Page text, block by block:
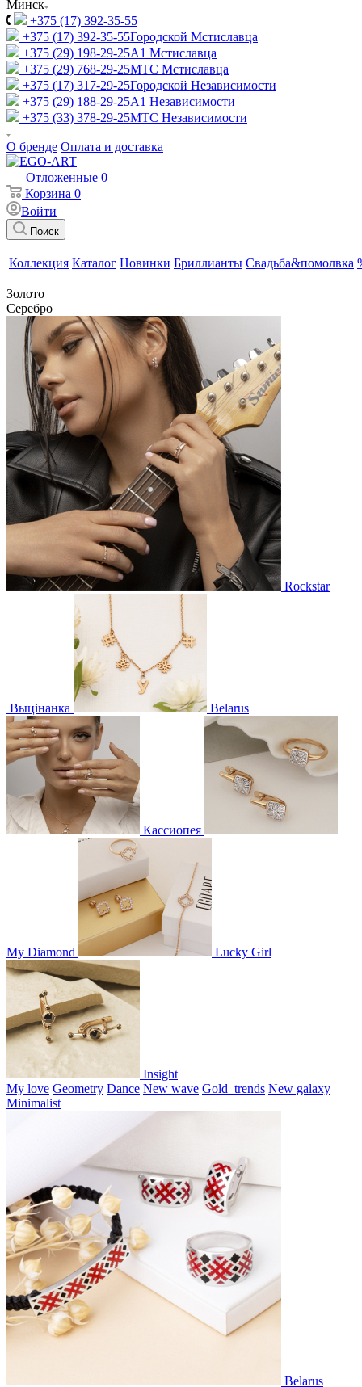
Минск
+375 (17) 392-35-55
+375 (17) 392-35-55Городской Мстиславца
+375 (29) 198-29-25A1 Мстиславца
+375 (29) 768-29-25МТС Мстиславца
+375 (17) 317-29-25Городской Независимости
+375 (29) 188-29-25A1 Независимости
+375 (33) 378-29-25МТС Независимости
О бренде Оплата и доставка
Отложенные 0
Корзина 0
Войти
Поиск
Коллекция Каталог Новинки Бриллианты Свадьба&помолвка
Золото
Серебро
Rockstar
Выцінанка Belarus
Кассиопея
My Diamond Lucky Girl
Insight
My love Geometry Dance New wave Gold_trends New galaxy
Minimalist
Belarus